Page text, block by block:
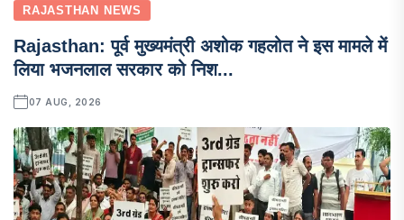
RAJASTHAN NEWS
Rajasthan: पूर्व मुख्यमंत्री अशोक गहलोत ने इस मामले में
लिया भजनलाल सरकार को निश...
07 AUG, 2026